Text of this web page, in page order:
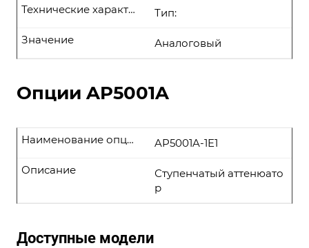
Тип:
Технические характеристики
Аналоговый
Значение
Опции AP5001A
AP5001A-1E1
Наименование опции
Ступенчатый аттенюато
р
Описание
Доступные модели